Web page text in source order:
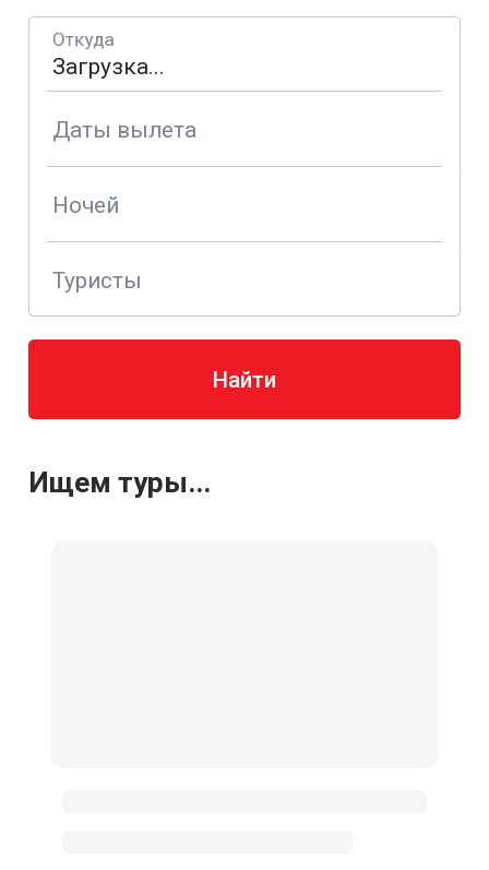
Откуда
Даты вылета
Ночей
Туристы
Найти
Ищем туры...